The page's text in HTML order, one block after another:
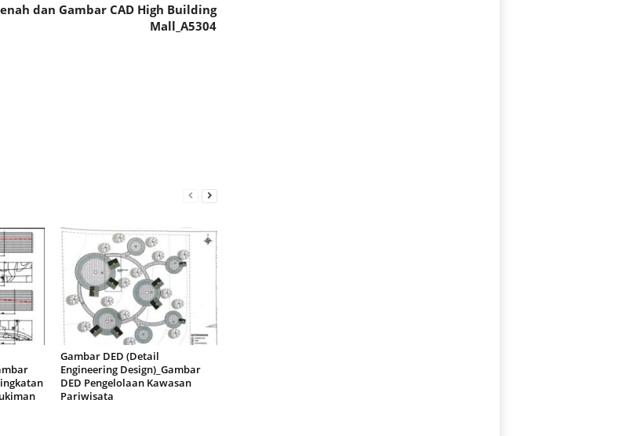
dan Gambar CAD High Building
Mall_A5304
Gambar DED (Detail
Engineering Design)_Gambar
DED Pengelolaan Kawasan
Pariwisata